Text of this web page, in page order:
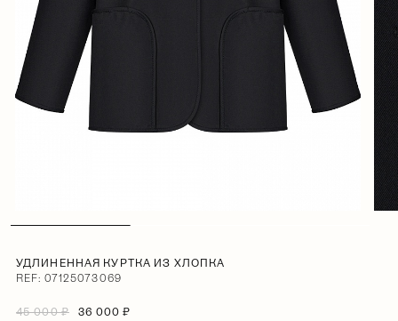
УДЛИНЕННАЯ КУРТКА ИЗ ХЛОПКА
REF: 07125073069
45 000 ₽ 36 000 ₽